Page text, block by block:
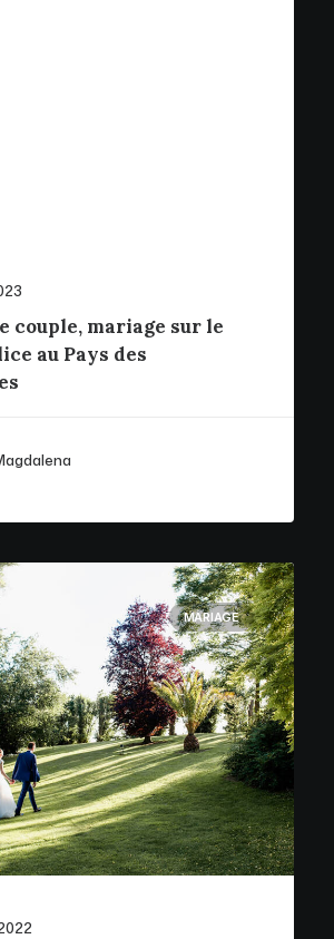
couple, mariage sur le
au Pays des
MARIAGE